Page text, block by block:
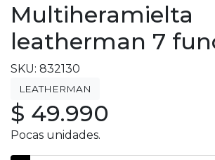
Multiheramielta
leatherman 7
SKU: 832130
LEATHERMAN
$ 49.990
Pocas unidades.